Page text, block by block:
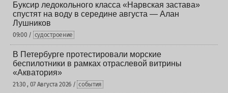
Буксир ледокольного класса «Нарвская застава»
спустят на воду в середине августа — Алан
Лушников
09:00 / судостроение
В Петербурге протестировали морские
беспилотники в рамках отраслевой витрины
«Акватория»
21:30 , 07 Августа 2026 / события